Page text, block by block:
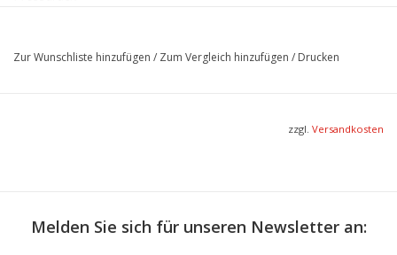
Stufenlos verstellbarer Rückanschlag mit Feststellschraube
Besonders stabiles Messerlager aus Aluminiumguss
Zur Wunschliste hinzufügen / Zum Vergleich hinzufügen / Drucken
zzgl. Versandkosten
Melden Sie sich für unseren Newsletter an: